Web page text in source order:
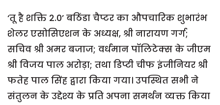
‘तू है शक्ति 2.0’ बठिंडा चैप्टर का औपचारिक शुभारंभ
शेलर एसोसिएशन के अध्यक्ष, श्री नारायण गर्ग;
सचिव श्री अमर बजाज; वर्धमान पॉलिटेक्स के जीएम
श्री विजय पाल अरोड़ा; तथा डिप्टी चीफ इंजीनियर श्री
फतेह पाल सिंह द्वारा किया गया। उपस्थित सभी ने
संतुलन के उद्देश्य के प्रति अपना समर्थन व्यक्त किया